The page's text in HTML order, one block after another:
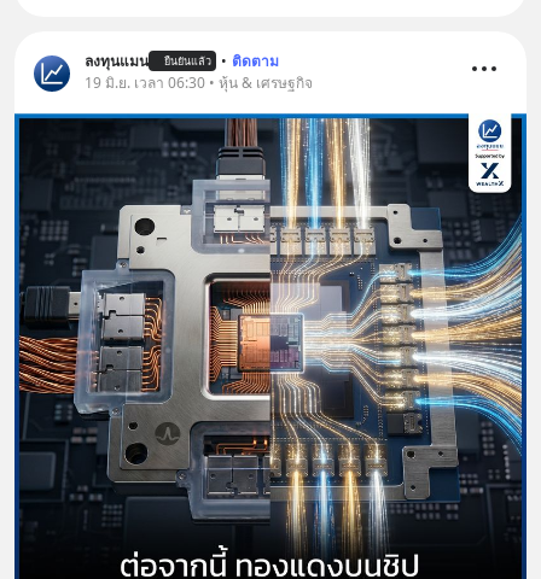
ลงทุนแมน ยืนยันแล้ว • ติดตาม
19 มิ.ย. เวลา 06:30 • หุ้น & เศรษฐกิจ